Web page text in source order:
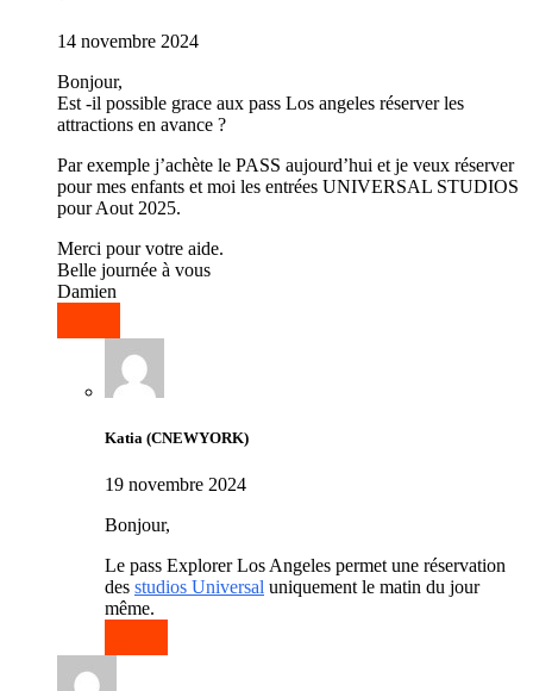
14 novembre 2024
Bonjour,
Est -il possible grace aux pass Los angeles réserver les
attractions en avance ?
Par exemple j’achète le PASS aujourd’hui et je veux réserver
pour mes enfants et moi les entrées UNIVERSAL STUDIOS
pour Aout 2025.
Merci pour votre aide.
Belle journée à vous
Damien
Katia (CNEWYORK)
19 novembre 2024
Bonjour,
Le pass Explorer Los Angeles permet une réservation
des studios Universal uniquement le matin du jour
même.